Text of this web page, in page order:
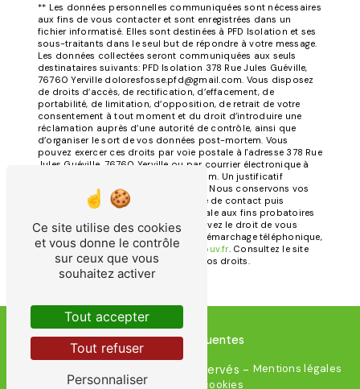
** Les données personnelles communiquées sont nécessaires
aux fins de vous contacter et sont enregistrées dans un
fichier informatisé. Elles sont destinées à PFD Isolation et ses
sous-traitants dans le seul but de répondre à votre message.
Les données collectées seront communiquées aux seuls
destinataires suivants: PFD Isolation 378 Rue Jules Guéville,
76760 Yerville doloresfosse.pfd@gmail.com. Vous disposez
de droits d’accès, de rectification, d’effacement, de
portabilité, de limitation, d’opposition, de retrait de votre
consentement à tout moment et du droit d’introduire une
réclamation auprès d’une autorité de contrôle, ainsi que
d’organiser le sort de vos données post-mortem. Vous
pouvez exercer ces droits par voie postale à l'adresse 378 Rue
Jules Guéville, 76760 Yerville ou par courrier électronique à
l'adresse doloresfosse.pfd@gmail.com. Un justificatif
d'identité pourra vous être demandé. Nous conservons vos
données pendant la période de prise de contact puis
pendant la durée de prescription légale aux fins probatoires
et de gestion des contentieux. Vous avez le droit de vous
inscrire sur la liste d'opposition au démarchage téléphonique,
disponible à cette adresse:Bloctel.gouv.fr . Consultez le site
cnil.fr pour plus d’informations sur vos droits.
Recherches fréquentes
- 2026 - Tous droits réservés - Mentions légales
-Gestion des cookies
Ce site utilise des cookies
et vous donne le contrôle
sur ceux que vous
souhaitez activer
Tout accepter
Tout refuser
Personnaliser